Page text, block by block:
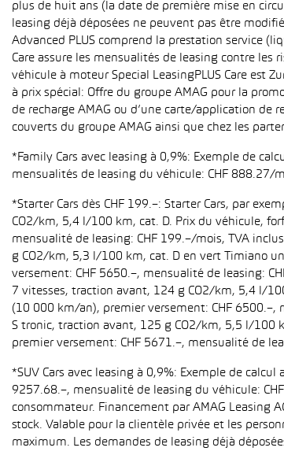
plus de huit ans (la date de première mise en
leasing déjà déposées ne peuvent pas être
Advanced PLUS comprend la prestation service
Care assure les mensualités de leasing contre
véhicule à moteur Special LeasingPLUS Care est
à prix spécial: Offre du groupe AMAG pour la
de recharge AMAG ou d’une carte/application de
couverts du groupe AMAG ainsi que chez les
*Family Cars avec leasing à 0,9%: Exemple de
mensualités de leasing du véhicule: CHF 888.27/
*Starter Cars dès CHF 199.–: Starter Cars, par
CO2/km, 5,4 l/100 km, cat. D. Prix du véhicule,
mensualité de leasing: CHF 199.–/mois, TVA
g CO2/km, 5,3 l/100 km, cat. D en vert Timiano
versement: CHF 5650.–, mensualité de leasing:
7 vitesses, traction avant, 124 g CO2/km, 5,4 l/
(10 000 km/an), premier versement: CHF
S tronic, traction avant, 125 g CO2/km, 5,5 l/100
premier versement: CHF 5671.–, mensualité de
*SUV Cars avec leasing à 0,9%: Exemple de
9257.68.–, mensualité de leasing du véhicule:
consommateur. Financement par AMAG Leasing
stock. Valable pour la clientèle privée et les
maximum. Les demandes de leasing déjà